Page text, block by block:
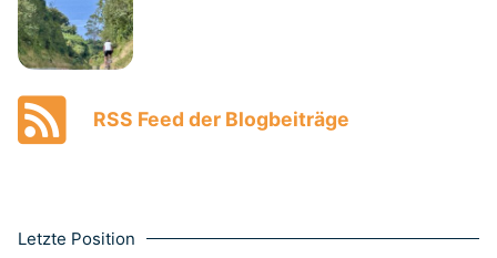
RSS Feed der Blogbeiträge
Letzte Position